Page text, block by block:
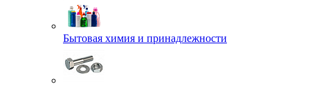
Бытовая химия и принадлежности